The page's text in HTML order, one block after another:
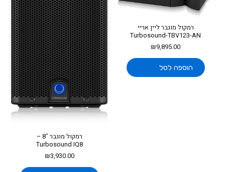
רמקול מוגבר ליין אריי
Turbosound-TBV123-AN
₪9,895.00
הוספה לסל
רמקול מוגבר 8″ –
Turbosound IQ8
₪3,930.00